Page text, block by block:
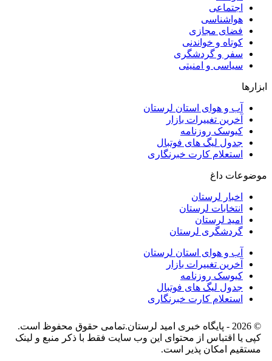
اجتماعی
هواشناسی
فضای مجازی
کوتاه و خواندنی
سفر و گردشگری
سیاسی و امنیتی
ابزارها
آب و هوای استان لرستان
آخرین تغییرات بازار
کیوسک روزنامه
جدول لیگ های فوتبال
استعلام کارت خبرنگاری
موضوعات داغ
اخبار لرستان
انتخابات لرستان
امید لرستان
گردشگری لرستان
آب و هوای استان لرستان
آخرین تغییرات بازار
کیوسک روزنامه
جدول لیگ های فوتبال
استعلام کارت خبرنگاری
© 2026 - پایگاه خبری اميد لرستان.تمامی حقوق محفوظ است.
کپی یا اقتباس از محتوای این وب سایت فقط با ذکر منبع و لینک
مستقیم امکان پذیر است.